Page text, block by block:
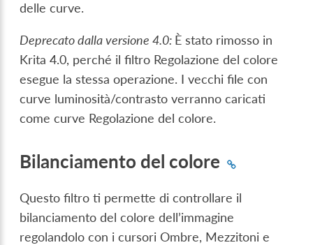
delle curve.
Deprecato dalla versione 4.0: È stato rimosso in
Krita 4.0, perché il filtro Regolazione del colore
esegue la stessa operazione. I vecchi file con
curve luminosità/contrasto verranno caricati
come curve Regolazione del colore.
Bilanciamento del colore
Questo filtro ti permette di controllare il
bilanciamento del colore dell’immagine
regolandolo con i cursori Ombre, Mezzitoni e